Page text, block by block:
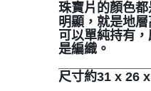
珠寶片的顏色
明顯，就是地
可以單純持有
是編織。
尺寸約31 x 26